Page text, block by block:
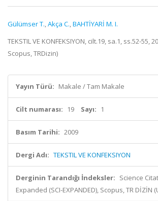
Gülümser T.,Akça C.,BAHTİYARİ M. I.
TEKSTIL VE KONFEKSIYON, cilt.19, sa.1, ss.52-55,
Scopus, TRDizin)
Yayın Türü: Makale / Tam Makale
Cilt numarası: 19 Sayı: 1
Basım Tarihi: 2009
Dergi Adı: TEKSTIL VE KONFEKSIYON
Derginin Tarandığı İndeksler: Science
Expanded (SCI-EXPANDED), Scopus, TR DİZİN